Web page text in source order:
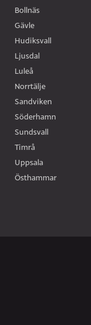
Bollnäs
Gävle
Hudiksvall
Ljusdal
Luleå
Norrtälje
Sandviken
Söderhamn
Sundsvall
Timrå
Uppsala
Östhammar